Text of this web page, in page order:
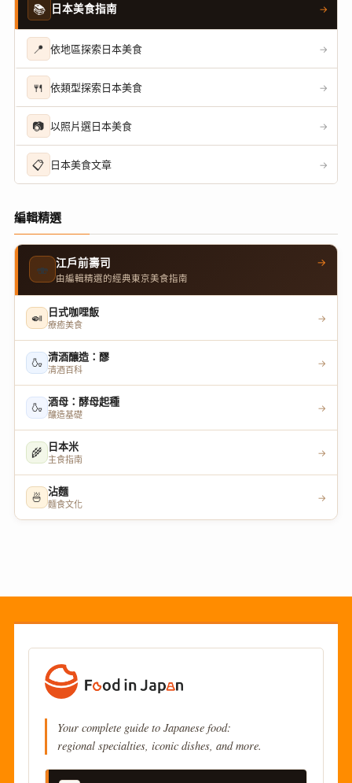
📚 日本美食指南 →
📍 依地區探索日本美食 →
🍴 依類型探索日本美食 →
📷 以照片選日本美食 →
📋 日本美食文章 →
編輯精選
🍣 江戶前壽司
由編輯精選的經典東京美食指南
→
🍛 日式咖哩飯
療癒美食
→
🍶 清酒釀造：醪
清酒百科
→
🍶 酒母：酵母起種
釀造基礎
→
🌾 日本米
主食指南
→
🍜 沾麵
麵食文化
→
Your complete guide to Japanese food:
regional specialties, iconic dishes, and more.